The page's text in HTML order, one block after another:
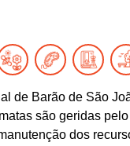
de Barão de São
são geridas
dos